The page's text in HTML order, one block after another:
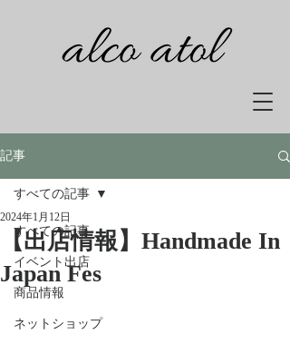
記事
すべての記事
イベント出店
商品情報
ネットショップ
すべての記事
【出店情報】Handmade In
Japan Fes
2024年1月12日